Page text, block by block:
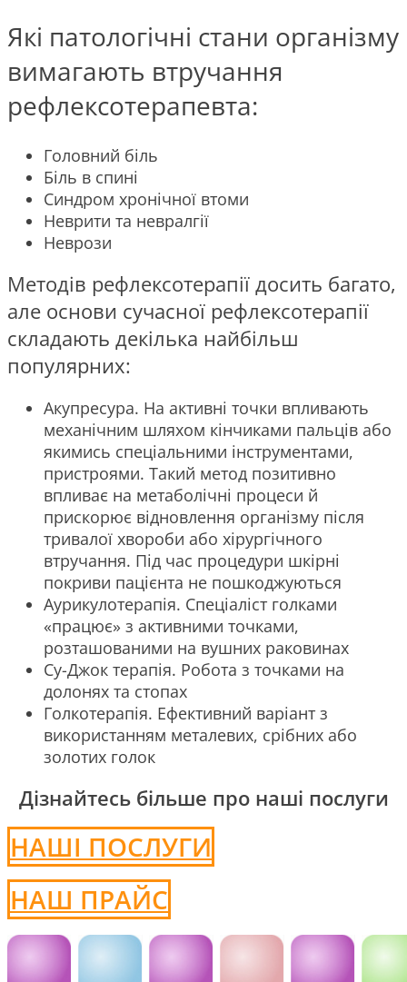
Які патологічні стани організму
вимагають втручання
рефлексотерапевта:
Головний біль
Біль в спині
Синдром хронічної втоми
Неврити та невралгії
Неврози
Методів рефлексотерапії досить багато,
але основи сучасної рефлексотерапії
складають декілька найбільш
популярних:
Акупресура. На активні точки впливають
механічним шляхом кінчиками пальців або
якимись спеціальними інструментами,
пристроями. Такий метод позитивно
впливає на метаболічні процеси й
прискорює відновлення організму після
тривалої хвороби або хірургічного
втручання. Під час процедури шкірні
покриви пацієнта не пошкоджуються
Аурикулотерапія. Спеціаліст голками
«працює» з активними точками,
розташованими на вушних раковинах
Су-Джок терапія. Робота з точками на
долонях та стопах
Голкотерапія. Ефективний варіант з
використанням металевих, срібних або
золотих голок
Дізнайтесь більше про наші послуги
НАШІ ПОСЛУГИ
НАШ ПРАЙС